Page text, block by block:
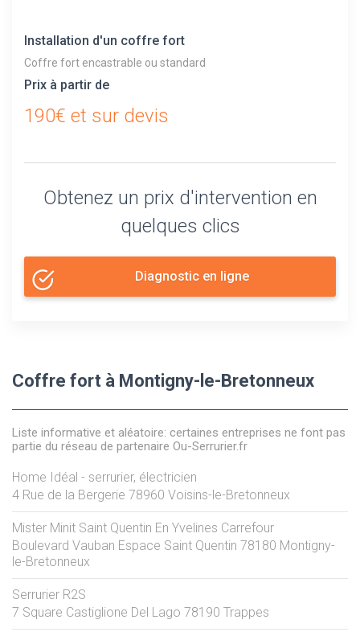
Installation d'un coffre fort
Coffre fort encastrable ou standard
Prix à partir de
190€ et sur devis
Obtenez un prix d'intervention en
quelques clics
Diagnostic en ligne
Coffre fort à Montigny-le-Bretonneux
Liste informative et aléatoire: certaines entreprises ne font pas
partie du réseau de partenaire Ou-Serrurier.fr
Home Idéal - serrurier, électricien
4 Rue de la Bergerie 78960 Voisins-le-Bretonneux
Mister Minit Saint Quentin En Yvelines Carrefour
Boulevard Vauban Espace Saint Quentin 78180 Montigny-
le-Bretonneux
Serrurier R2S
7 Square Castiglione Del Lago 78190 Trappes